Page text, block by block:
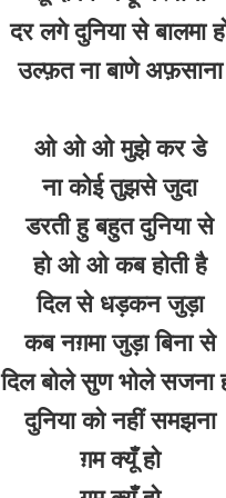
दर लगे दुनिया से बालमा
उल्फ़त ना बाणे अफ़साना
ओ ओ ओ मुझे कर डे
ना कोई तुझसे जुदा
डरती हु बहुत दुनिया से
हो ओ ओ कब होती है
दिल से धड़कन जुड़ा
कब नग़मा जुड़ा बिना से
दिल बोले सुण भोले सजना
दुनिया को नहीं समझना
ग़म क्यूँ हो